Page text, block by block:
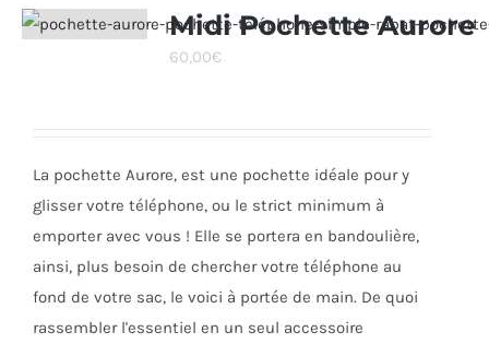
variations.
Les
page
produit
Midi Pochette Aurore
60,00€
La pochette Aurore, est une pochette idéale pour y
glisser votre téléphone, ou le strict minimum à
emporter avec vous ! Elle se portera en bandoulière,
ainsi, plus besoin de chercher votre téléphone au
fond de votre sac, le voici à portée de main. De quoi
rassembler l'essentiel en un seul accessoire